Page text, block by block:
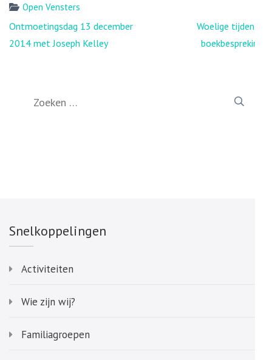
Open Vensters
Bericht
navigatie
Ontmoetingsdag 13 december
2014 met Joseph Kelley
Woelige tijden –
boekbespreking
Snelkoppelingen
Activiteiten
Wie zijn wij?
Familiagroepen